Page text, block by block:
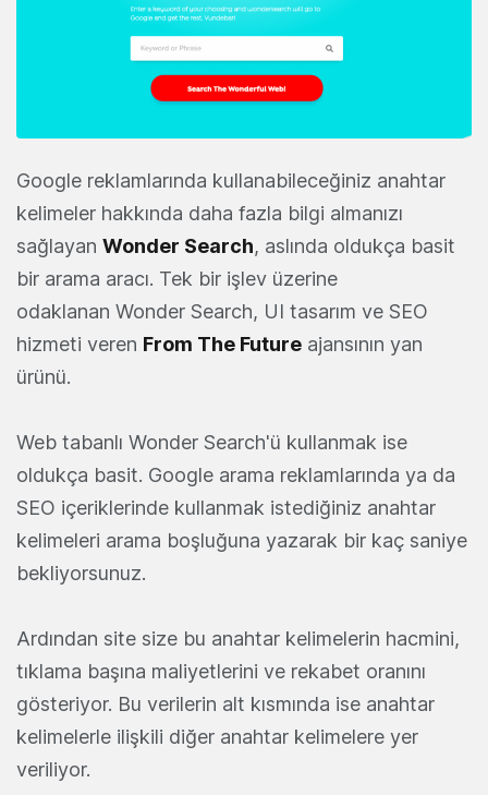
Google reklamlarında kullanabileceğiniz anahtar
kelimeler hakkında daha fazla bilgi almanızı
sağlayan Wonder Search, aslında oldukça basit
bir arama aracı. Tek bir işlev üzerine
odaklanan Wonder Search, UI tasarım ve SEO
hizmeti veren From The Future ajansının yan
ürünü.
Web tabanlı Wonder Search'ü kullanmak ise
oldukça basit. Google arama reklamlarında ya da
SEO içeriklerinde kullanmak istediğiniz anahtar
kelimeleri arama boşluğuna yazarak bir kaç saniye
bekliyorsunuz.
Ardından site size bu anahtar kelimelerin hacmini,
tıklama başına maliyetlerini ve rekabet oranını
gösteriyor. Bu verilerin alt kısmında ise anahtar
kelimelerle ilişkili diğer anahtar kelimelere yer
veriliyor.